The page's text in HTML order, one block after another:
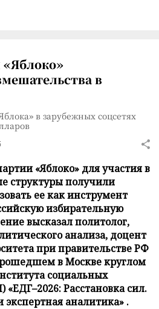
в
в зарубежных соцсетях
«Яблоко» для участия в
структуры получили
ее как инструмент
избирательную
высказал политолог,
анализа, доцент
при правительстве РФ
в Москве круглом
социальных
Расстановка сил.
аналитика» .